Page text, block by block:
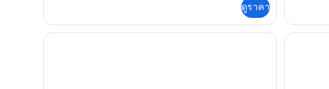
กับ
ห้อง
สแตนดาร์ด
ดูราคา
ระเบียง
กับ
ห้อง
สแตนดาร์ด